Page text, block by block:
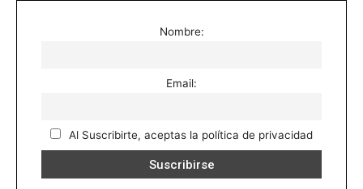
Nombre:
Email:
Al Suscribirte, aceptas la política de privacidad